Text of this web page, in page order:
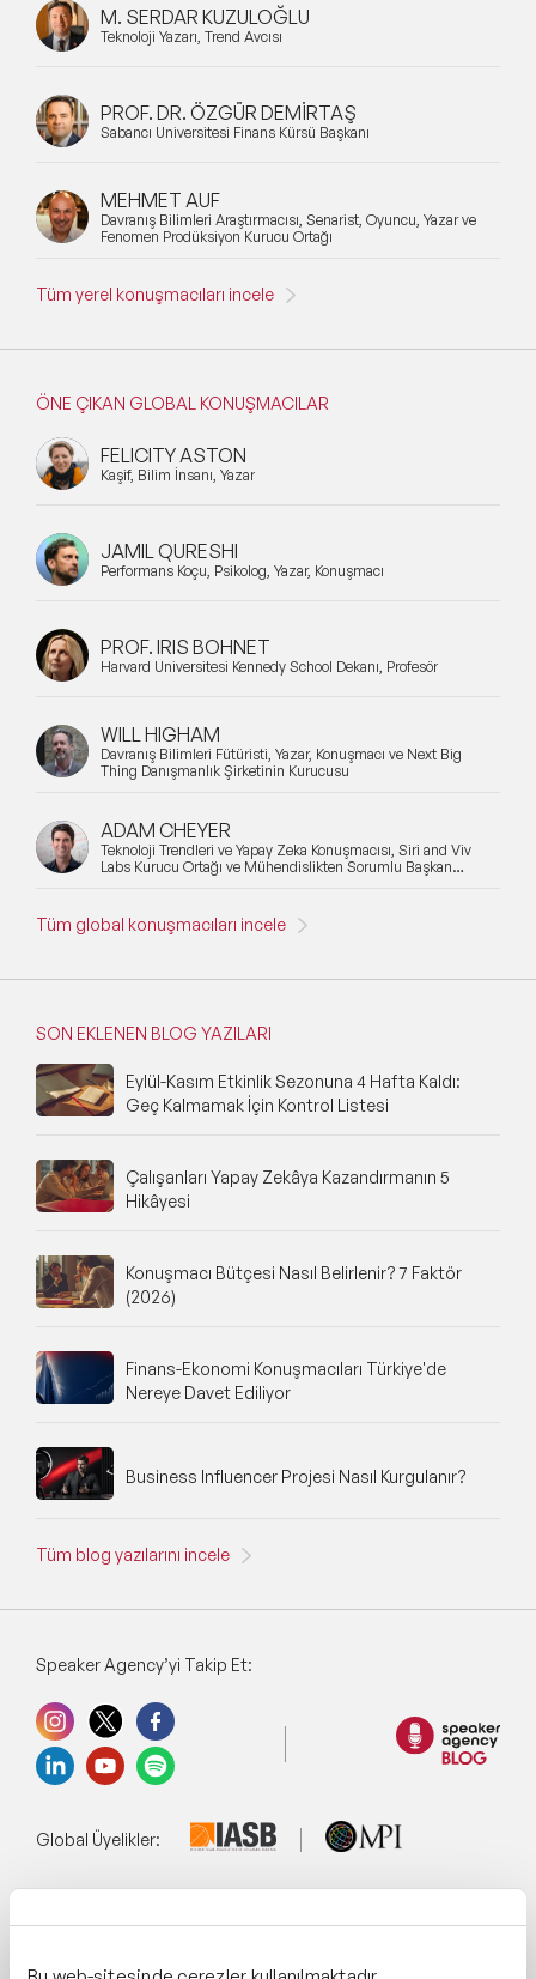
M. SERDAR KUZULOĞLU
Teknoloji Yazarı, Trend Avcısı
PROF. DR. ÖZGÜR DEMİRTAŞ
Sabancı Üniversitesi Finans Kürsü Başkanı
MEHMET AUF
Davranış Bilimleri Araştırmacısı, Senarist, Oyuncu, Yazar ve
Fenomen Prodüksiyon Kurucu Ortağı
Tüm yerel konuşmacıları incele
ÖNE ÇIKAN GLOBAL KONUŞMACILAR
FELICITY ASTON
Kaşif, Bilim İnsanı, Yazar
JAMIL QURESHI
Performans Koçu, Psikolog, Yazar, Konuşmacı
PROF. IRIS BOHNET
Harvard Üniversitesi Kennedy School Dekanı, Profesör
WILL HIGHAM
Davranış Bilimleri Fütüristi, Yazar, Konuşmacı ve Next Big
Thing Danışmanlık Şirketinin Kurucusu
ADAM CHEYER
Teknoloji Trendleri ve Yapay Zeka Konuşmacısı, Siri and Viv
Labs Kurucu Ortağı ve Mühendislikten Sorumlu Başkan
Tüm global konuşmacıları incele
SON EKLENEN BLOG YAZILARI
Eylül-Kasım Etkinlik Sezonuna 4 Hafta Kaldı:
Geç Kalmamak İçin Kontrol Listesi
Çalışanları Yapay Zekâya Kazandırmanın 5
Hikâyesi
Konuşmacı Bütçesi Nasıl Belirlenir? 7 Faktör
(2026)
Finans-Ekonomi Konuşmacıları Türkiye'de
Nereye Davet Ediliyor
Business Influencer Projesi Nasıl Kurgulanır?
Tüm blog yazılarını incele
Speaker Agency’yi Takip Et:
Global Üyelikler: